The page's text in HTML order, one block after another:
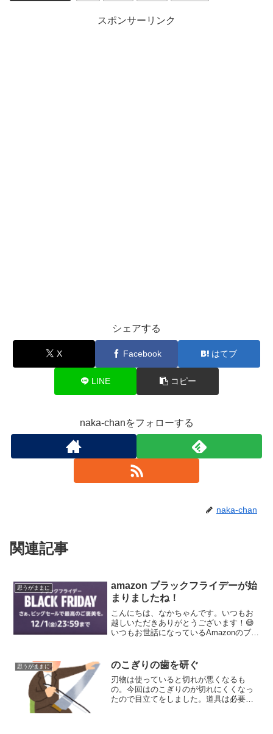
スポンサーリンク
シェアする
X Facebook はてブ
LINE コピー
naka-chanをフォローする
naka-chan
関連記事
思うがままに
amazon ブラックフライデーが始
まりましたね！
こんにちは、なかちゃんです。いつもお
越しいただきありがとうございます！😄
いつもお世話になっているAmazonのブラ
す。（笑）皆さんは何か買われますか？
セールで買うのでは...
思うがままに のこぎりの歯を研ぐ
刃物は使っていると切れが悪くなるも
の。今回はのこぎりのが切れにくくなっ
たので目立てをしました。道具は必要最